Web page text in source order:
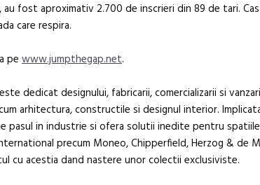
fost aproximativ 2.700 de inscrieri din 89 de tari.
care respira.
pe www.jumpthegap.net.
dedicat designului, fabricarii, comercializarii si
arhitectura, constructile si designul interior.
pasul in industrie si ofera solutii inedite pentru
precum Moneo, Chipperfield, Herzog & de
cu acestia dand nastere unor colectii exclusiviste.